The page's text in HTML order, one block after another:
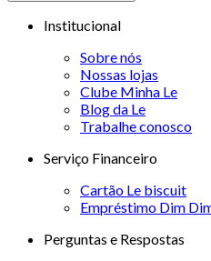
Institucional
Sobre nós
Nossas lojas
Clube Minha Le
Blog da Le
Trabalhe conosco
Serviço Financeiro
Cartão Le biscuit
Empréstimo Dim
Perguntas e Respostas